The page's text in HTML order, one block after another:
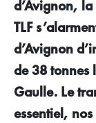
d’Avignon, la
TLF
d’Avignon
de 38 tonnes
Gaulle. Le
essentiel,